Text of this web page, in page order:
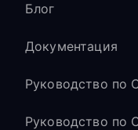
Блог
Документация
Руководство по
Руководство по